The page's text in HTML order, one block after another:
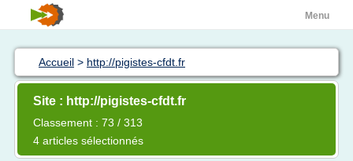
Menu
Accueil > http://pigistes-cfdt.fr
Site : http://pigistes-cfdt.fr
Classement : 73 / 313
4 articles sélectionnés